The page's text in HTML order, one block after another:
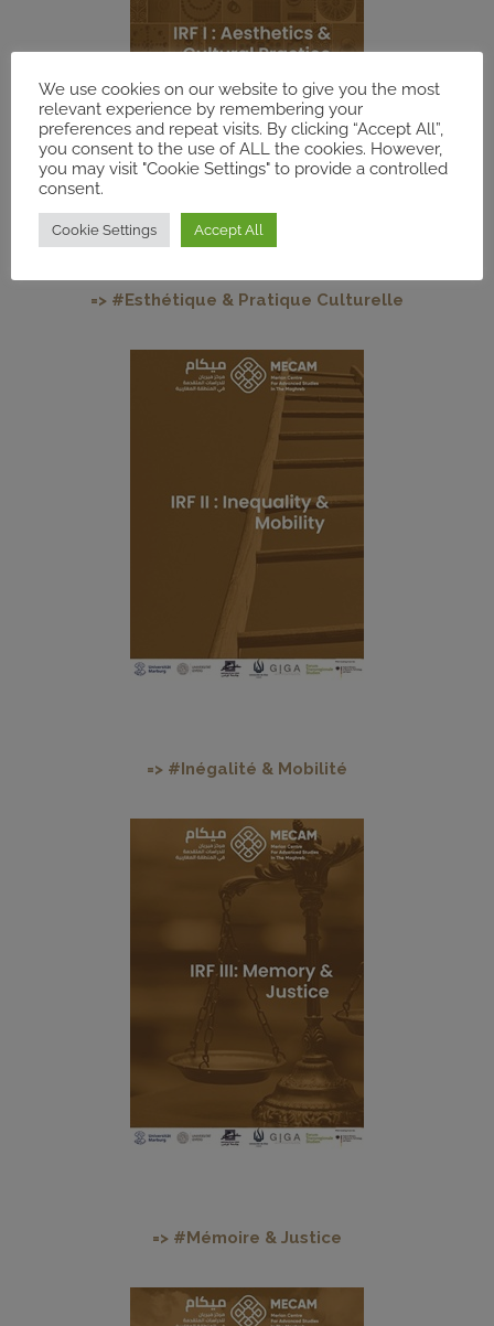
=> #Esthétique & Pratique Culturelle
=> #Inégalité & Mobilité
=> #Mémoire & Justice
We use cookies on our website to give you the most
relevant experience by remembering your
preferences and repeat visits. By clicking “Accept All”,
you consent to the use of ALL the cookies. However,
you may visit "Cookie Settings" to provide a controlled
consent.
Cookie Settings Accept All